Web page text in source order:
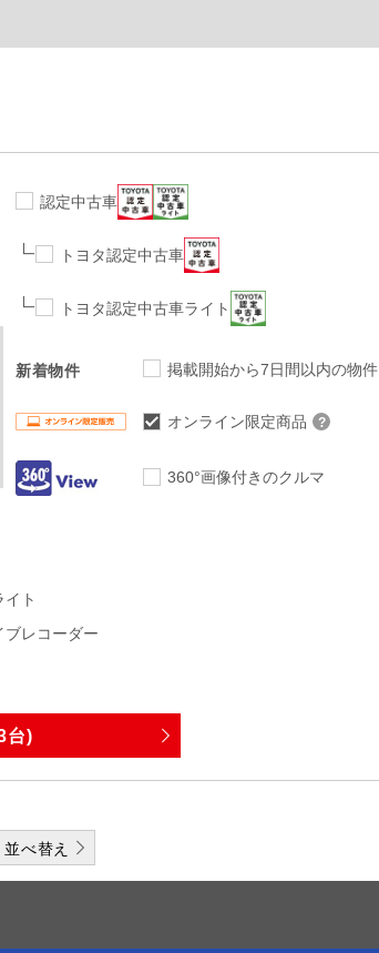
認定中古車
トヨタ認定中古車
トヨタ認定中古車ライト
新着物件 掲載開始から7日間以内の物件
オンライン限定商品
360°画像付きのクルマ
イト
ブレコーダー
車検 指定なし